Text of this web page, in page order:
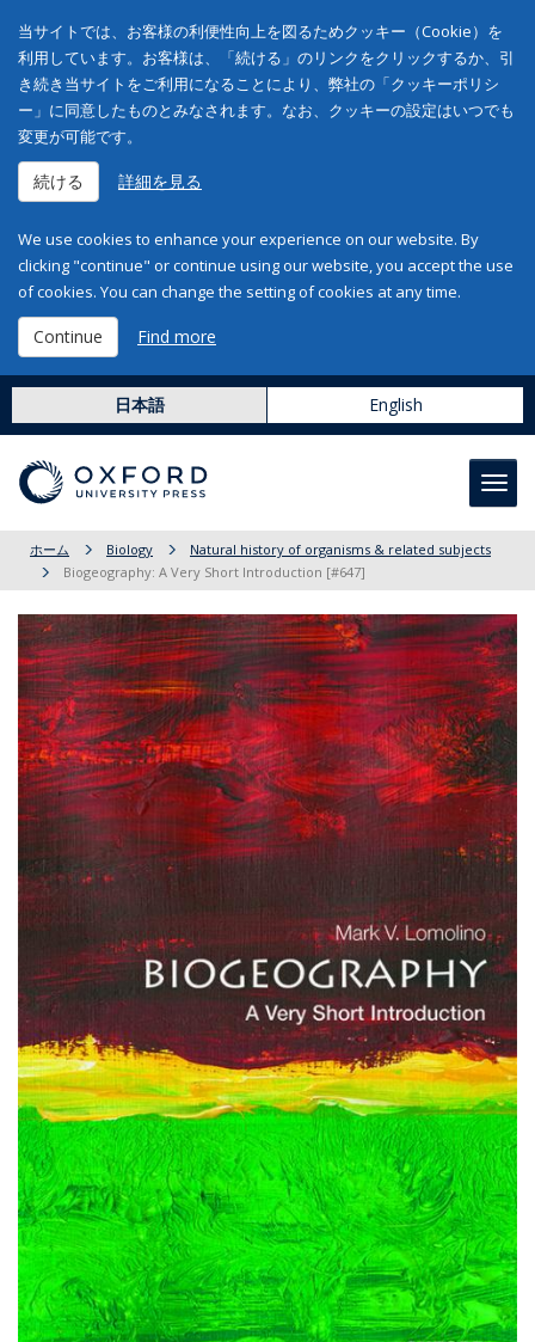
当サイトでは、お客様の利便性向上を図るためクッキー（Cookie）を
利用しています。お客様は、「続ける」のリンクをクリックするか、引
き続き当サイトをご利用になることにより、弊社の「クッキーポリシ
ー」に同意したものとみなされます。なお、クッキーの設定はいつでも
変更が可能です。
続ける 詳細を見る
We use cookies to enhance your experience on our website. By
clicking "continue" or continue using our website, you accept the use
of cookies. You can change the setting of cookies at any time.
Continue Find more
日本語 English
ホーム Biology
Natural history of organisms & related subjects
Biogeography: A Very Short Introduction [#647]